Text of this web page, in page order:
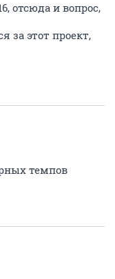
отсюда и вопрос,
за этот проект,
темпов